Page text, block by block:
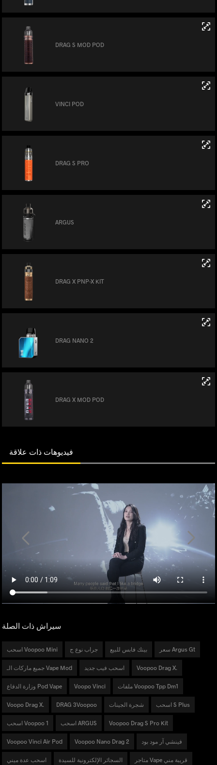
DRAG S MOD POD
VINCI POD
DRAG S PRO
ARGUS
DRAG X PNP-X KIT
DRAG NANO 2
DRAG X MOD POD
فيديوهات ذات علاقة
سيراش ذات الصلة
اسحب Voopoo Mini جراب نوع ج بينك فابس للبيع سعر Argus Gt
جميع ماركات الـ Vape Mod اسحب فيب جديد Voopoo Drag X.
وزارة الدفاع Pod Vape Voopo Vinci ملفات Voopoo Tpp Dm1
Voopo Drag X. DRAG 3Voopoo شجرة الجينات اسحب S Plus
اسحب Voopoo 1 اسحب ARGUS Voopoo Drag S Pro Kit
Voopoo Vinci Air Pod Voopoo Nano Drag 2 فينشي آر مود بود
اسحب عدة ميني السجائر الإلكترونية للسيدة متاجر Vape قريبة مني